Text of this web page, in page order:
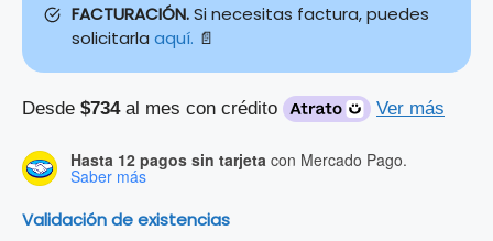
FACTURACIÓN.Si necesitas factura, puedes
solicitarla aquí. 📄
Desde $734al mes con crédito Ver más
Hasta 12 pagos sin tarjeta con Mercado Pago.
Saber más
Validación de existencias